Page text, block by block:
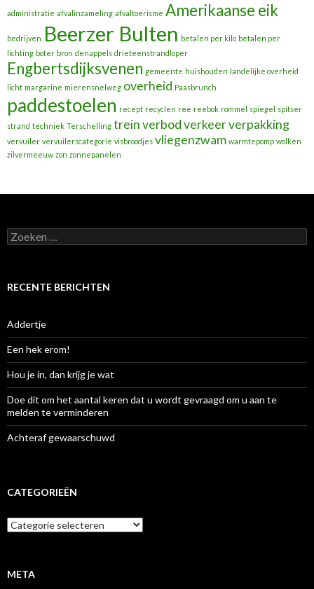
administratie afvalinzameling afvaltoerisme Amerikaanse eik
bedrijven Beerzer Bulten betalen per kilo betalen per
lichting boter bron denappels drieteenstrandloper
Engbertsdijksvenen gemeente huishouden landelijke overheid
licht margarine mierensnelweg overheid Paasbrunch
paddestoelen recept recyclen ree reebok rommel spiegel
spitser
strand techniek Terschelling treinverbodverkeerverpakking
vervuiler vervuilerscategorie visbroodjes vliegenzwam warmtepomp wolken
zilvermeeuw zon zonnepanelen
Zoeken
naar:
RECENTE BERICHTEN
Addertje
Een hek erom!
Hou je in, dan krijg je wat
Doe dit om het aantal keren dat u wordt gevraagd om u aan te
melden te verminderen
Achteraf gewaarschuwd
CATEGORIEËN
Categorieën
META